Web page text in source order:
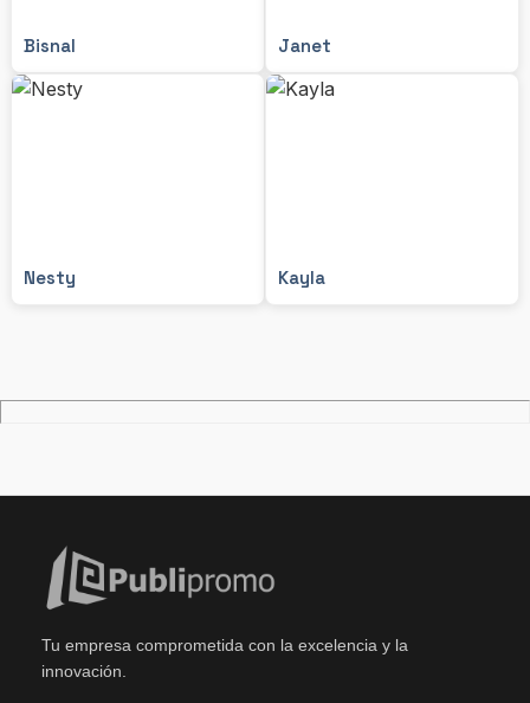
Bisnal Janet
Nesty Kayla
Tu empresa comprometida con la excelencia y la
innovación.